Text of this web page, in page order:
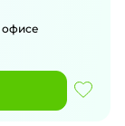
офисе